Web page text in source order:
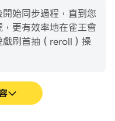
更新至1.95以上，至於
去除部份機種的小問題
進不需要的話，可以選
用戶主導的方針，用戶
一索
始同步過程，直到您
更有效率地在雀王會
刷首抽（reroll）操